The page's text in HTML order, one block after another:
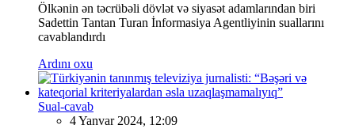
Ölkənin ən təcrübəli dövlət və siyasət adamlarından biri
Sadettin Tantan Turan İnformasiya Agentliyinin suallarını
cavablandırdı
Ardını oxu
Sual-cavab
4 Yanvar 2024, 12:09